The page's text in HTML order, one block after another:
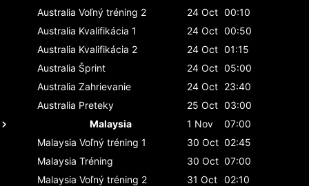
Australia Voľný tréning 2 24 Oct 00:10
Australia Kvalifikácia 1 24 Oct 00:50
Australia Kvalifikácia 2 24 Oct 01:15
Australia Šprint 24 Oct 05:00
Australia Zahrievanie 24 Oct 23:40
Australia Preteky 25 Oct 03:00
Malaysia
1 Nov
07:00
Malaysia Voľný tréning 1 30 Oct 02:45
Malaysia Tréning 30 Oct 07:00
Malaysia Voľný tréning 2 31 Oct 02:10